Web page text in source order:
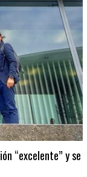
“excelente” y se